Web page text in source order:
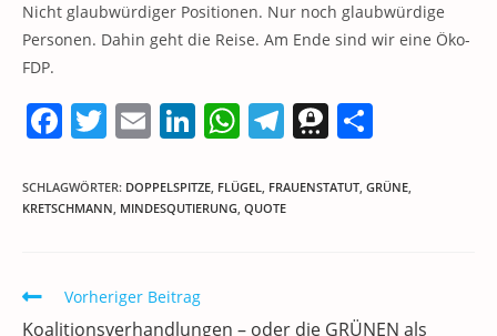
Nicht glaubwürdiger Positionen. Nur noch glaubwürdige
Personen. Dahin geht die Reise. Am Ende sind wir eine Öko-
FDP.
F
c
e
o
T
itt
er
E
ai
l
Li
k
e
n
W
at
s
T
e
gr
T
re le
SCHLAGWÖRTER: DOPPELSPITZE, FLÜGEL, FRAUENSTATUT, GRÜNE,
KRETSCHMANN, MINDESQUTIERUNG, QUOTE
Weitere
Artikel
Vorheriger Beitrag
Koalitionsverhandlungen – oder die GRÜNEN als